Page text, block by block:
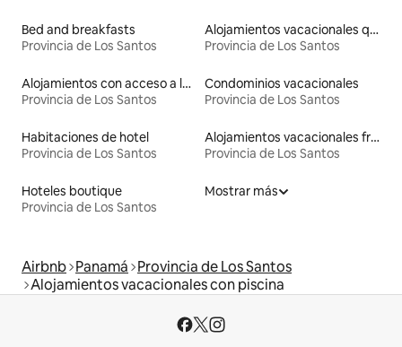
Bed and breakfasts
Provincia de Los Santos
Alojamientos vacacionales que admiten mascotas
Provincia de Los Santos
Alojamientos con acceso a la playa
Provincia de Los Santos
Condominios vacacionales
Provincia de Los Santos
Habitaciones de hotel
Provincia de Los Santos
Alojamientos vacacionales frente a la playa
Provincia de Los Santos
Hoteles boutique
Provincia de Los Santos
Mostrar más
Airbnb Panamá Provincia de Los Santos
Alojamientos vacacionales con piscina